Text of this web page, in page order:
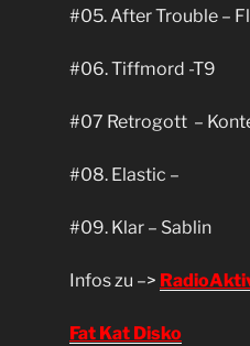
#05. After Trouble –
#06. Tiffmord -T9
#07 Retrogott –
#08. Elastic –
#09. Klar – Sablin
Infos zu –>
Fat Kat Disko